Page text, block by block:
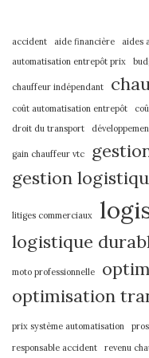
accident aide financière aides
automatisation entrepôt prix
chauffeur indépendant
coût automatisation entrepôt
droit du transport
gain chauffeur vtc
gestion
litiges commerciaux
logistique
moto professionnelle
optimisation
prix système automatisation
responsable accident revenu